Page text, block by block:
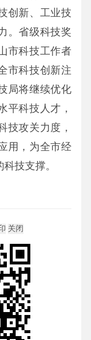
创新、工业技
。省级科技奖
市科技工作者
市科技创新注
局将继续优化
平科技人才，
技攻关力度，
用，为全市经
技支撑。